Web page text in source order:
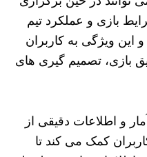
بازی و عملکرد تیم‌
این ویژگی به کاربران
بازی، تصمیم‌ گیری‌ های
و اطلاعات دقیقی از
کمک می‌ کند تا